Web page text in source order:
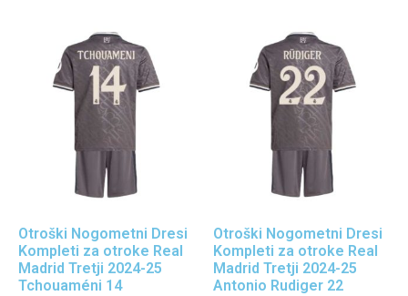
Otroški Nogometni Dresi
Kompleti za otroke Real
Madrid Tretji 2024-25
Tchouaméni 14
Otroški Nogometni Dresi
Kompleti za otroke Real
Madrid Tretji 2024-25
Antonio Rudiger 22